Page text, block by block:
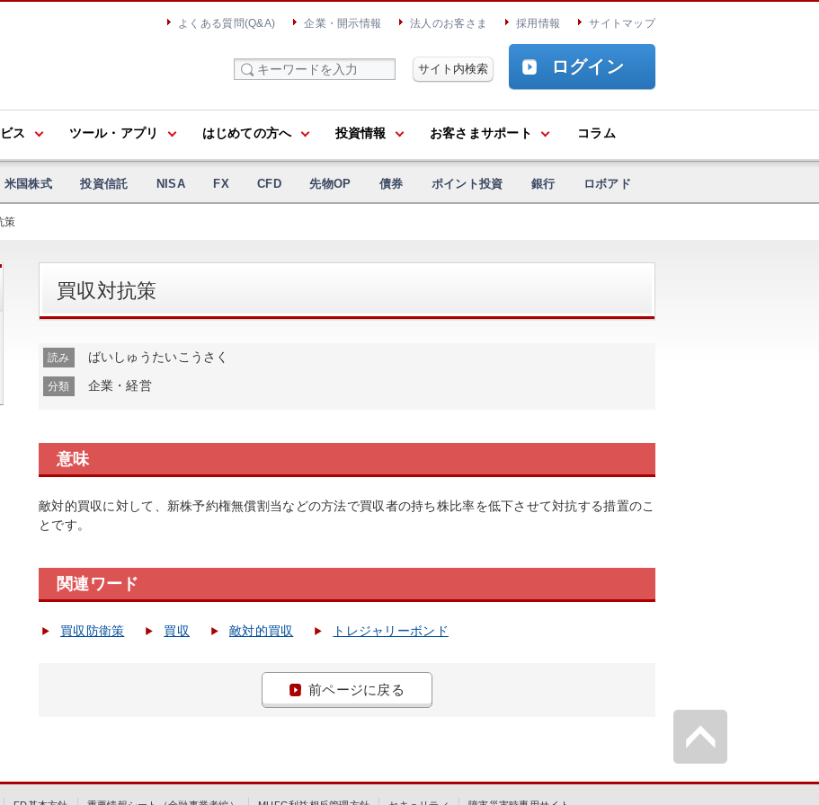
よくある質問(Q&A) 企業・開示情報 法人のお客さま 採用情報 サイトマップ
ログイン
ス ツール・アプリ はじめての方へ 投資情報 お客さまサポート コラム
米国株式 投資信託 NISA FX CFD 先物OP 債券 ポイント投資 銀行 ロボアド
策
買収対抗策
読み ばいしゅうたいこうさく
分類 企業・経営
意味
敵対的買収に対して、新株予約権無償割当などの方法で買収者の持ち株比率を低下させて対抗する措置のこ
とです。
関連ワード
買収防衛策 買収 敵対的買収 トレジャリーボンド
前ページに戻る